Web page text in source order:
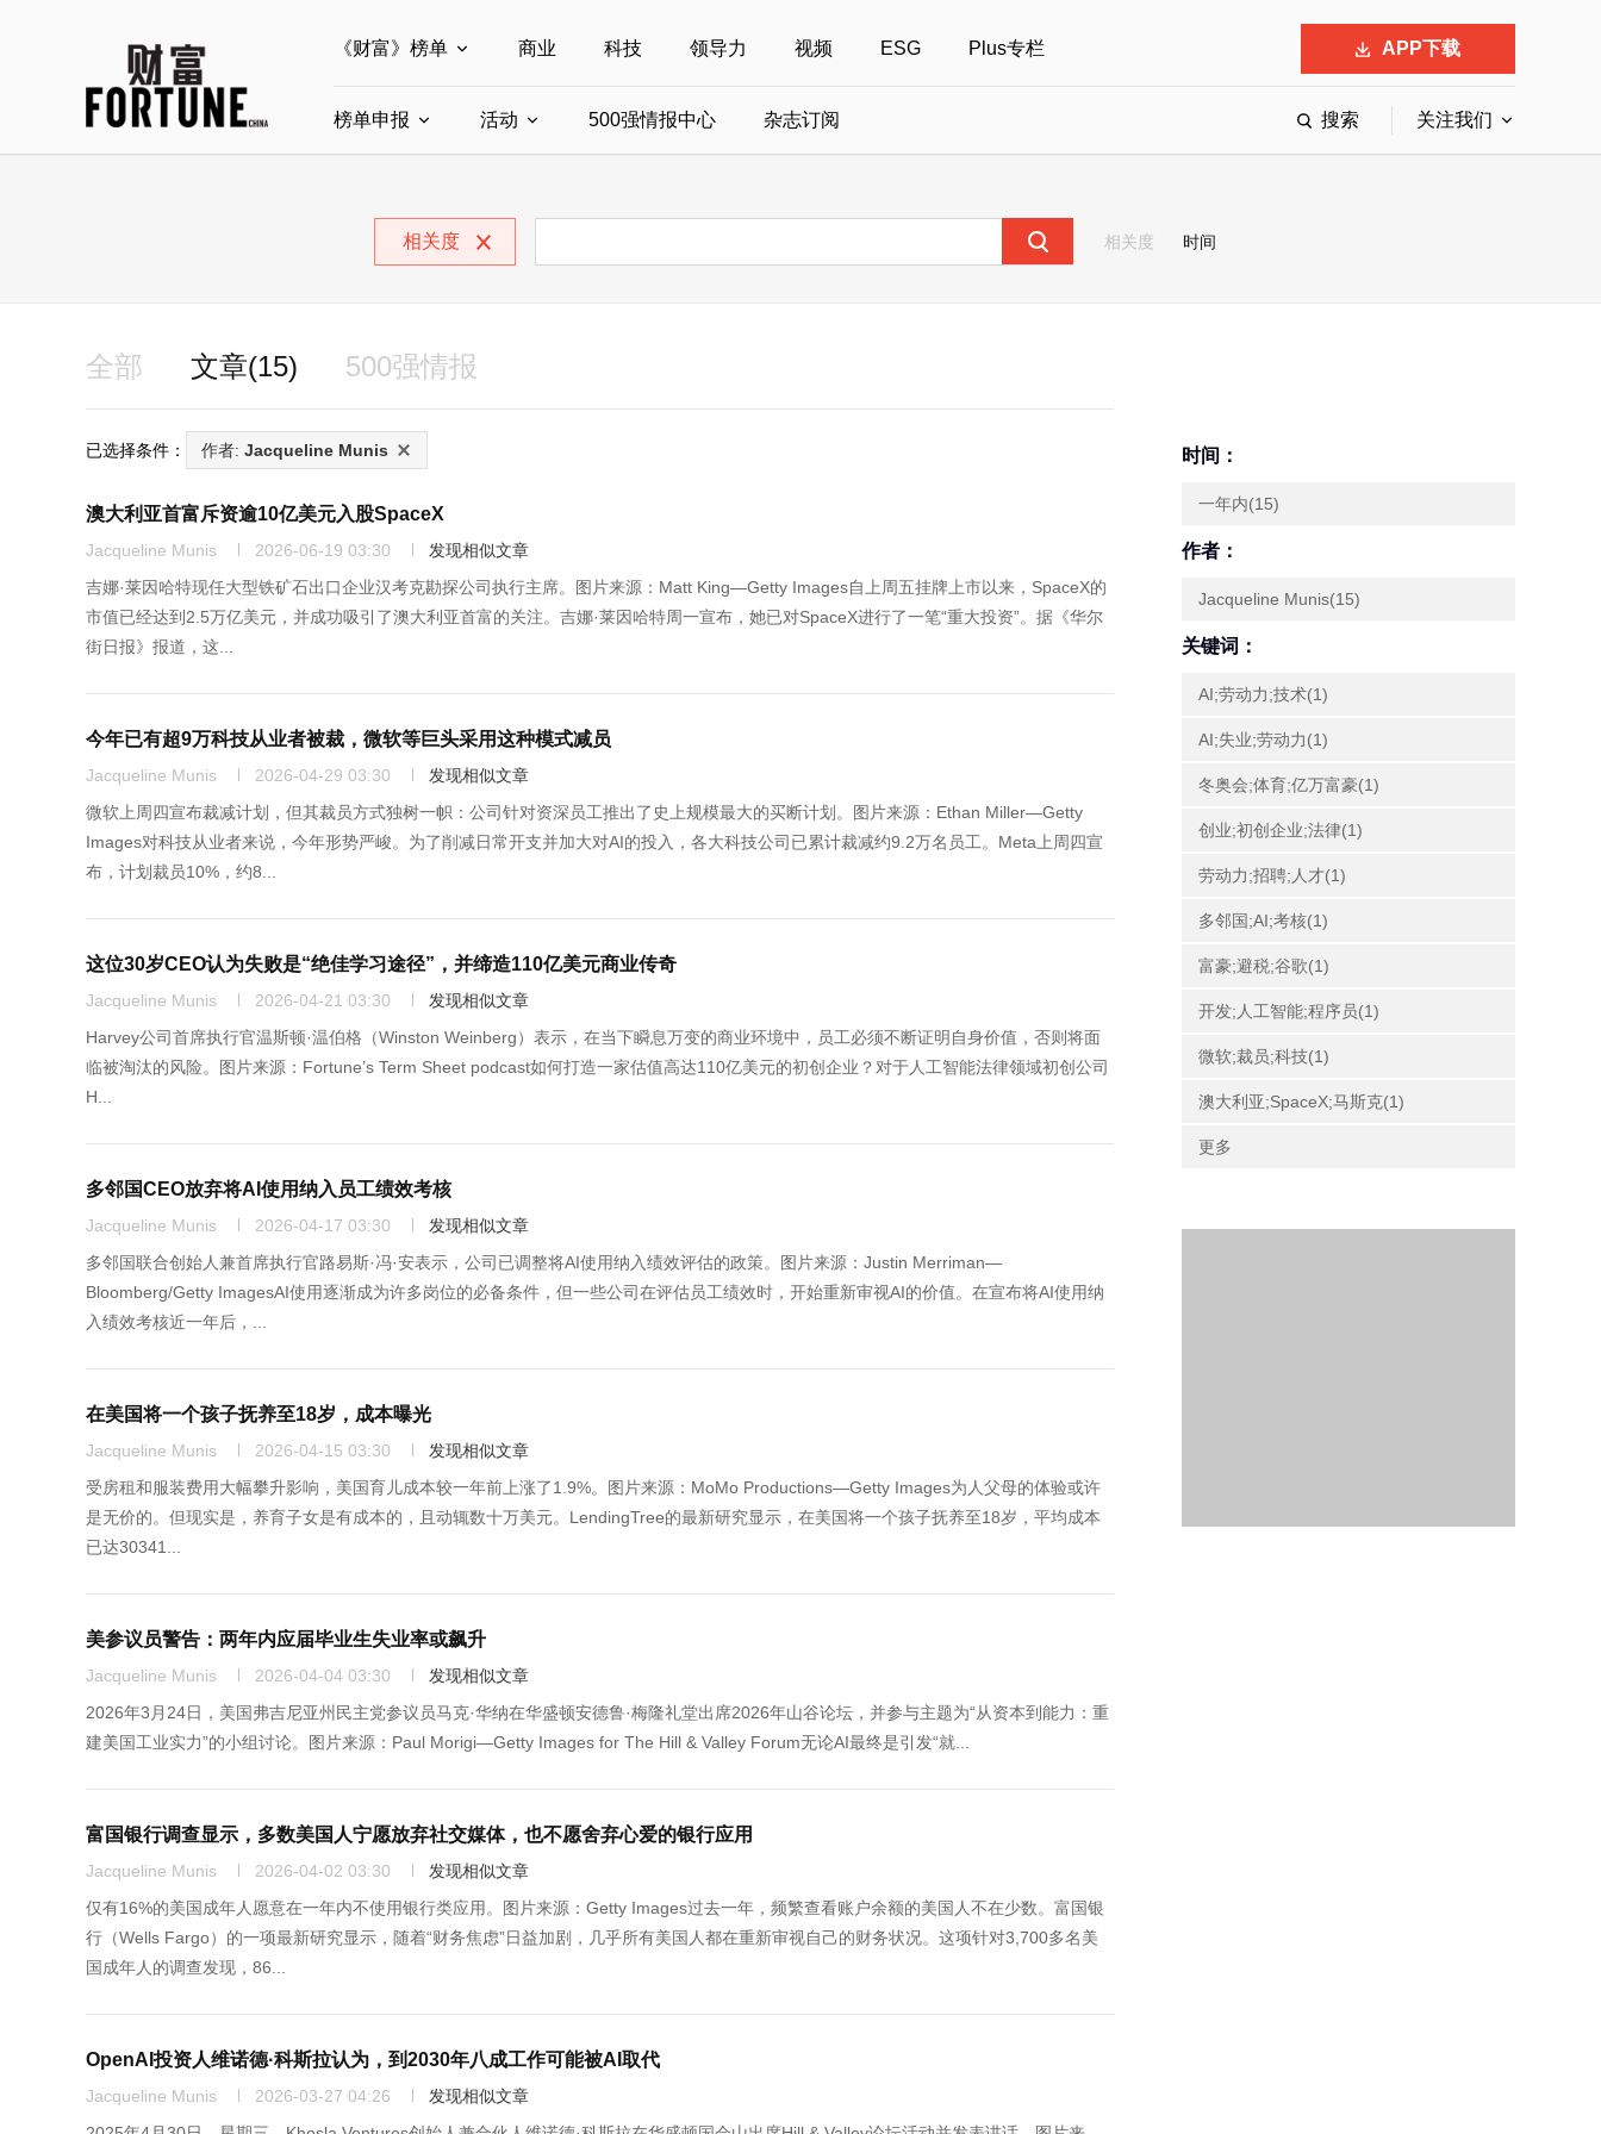
《财富》榜单
全部榜单
中国最具影响力商界女性
商业 科技 领导力 视频 ESG Plus专栏 APP下载
榜单申报
中国ESG影响力榜申报 中国最具社会影响力的创业公司申报
活动
财富40U40创想会
500强情报中心 杂志订阅 搜索 关注我们
相关度 相关度 时间
全部 文章(15) 500强情报
已选择条件： 作者: Jacqueline Munis
澳大利亚首富斥资逾10亿美元入股SpaceX
Jacqueline Munis 2026-06-19 03:30
发现相似文章
吉娜·莱因哈特现任大型铁矿石出口企业汉考克勘探公司执行主席。图片来源：Matt King—Getty Images自上周五挂牌上市以来，SpaceX的
市值已经达到2.5万亿美元，并成功吸引了澳大利亚首富的关注。吉娜·莱因哈特周一宣布，她已对SpaceX进行了一笔“重大投资”。据《华尔
街日报》报道，这...
今年已有超9万科技从业者被裁，微软等巨头采用这种模式减员
Jacqueline Munis 2026-04-29 03:30
发现相似文章
微软上周四宣布裁减计划，但其裁员方式独树一帜：公司针对资深员工推出了史上规模最大的买断计划。图片来源：Ethan Miller—Getty
Images对科技从业者来说，今年形势严峻。为了削减日常开支并加大对AI的投入，各大科技公司已累计裁减约9.2万名员工。Meta上周四宣
布，计划裁员10%，约8...
这位30岁CEO认为失败是“绝佳学习途径”，并缔造110亿美元商业传奇
Jacqueline Munis 2026-04-21 03:30
发现相似文章
Harvey公司首席执行官温斯顿·温伯格（Winston Weinberg）表示，在当下瞬息万变的商业环境中，员工必须不断证明自身价值，否则将面
临被淘汰的风险。图片来源：Fortune’s Term Sheet podcast如何打造一家估值高达110亿美元的初创企业？对于人工智能法律领域初创公司
H...
多邻国CEO放弃将AI使用纳入员工绩效考核
Jacqueline Munis 2026-04-17 03:30
发现相似文章
多邻国联合创始人兼首席执行官路易斯·冯·安表示，公司已调整将AI使用纳入绩效评估的政策。图片来源：Justin Merriman—
Bloomberg/Getty ImagesAI使用逐渐成为许多岗位的必备条件，但一些公司在评估员工绩效时，开始重新审视AI的价值。在宣布将AI使用纳
入绩效考核近一年后，...
在美国将一个孩子抚养至18岁，成本曝光
Jacqueline Munis 2026-04-15 03:30
发现相似文章
受房租和服装费用大幅攀升影响，美国育儿成本较一年前上涨了1.9%。图片来源：MoMo Productions—Getty Images为人父母的体验或许
是无价的。但现实是，养育子女是有成本的，且动辄数十万美元。LendingTree的最新研究显示，在美国将一个孩子抚养至18岁，平均成本
已达30341...
美参议员警告：两年内应届毕业生失业率或飙升
Jacqueline Munis 2026-04-04 03:30
发现相似文章
2026年3月24日，美国弗吉尼亚州民主党参议员马克·华纳在华盛顿安德鲁·梅隆礼堂出席2026年山谷论坛，并参与主题为“从资本到能力：重
建美国工业实力”的小组讨论。图片来源：Paul Morigi—Getty Images for The Hill & Valley Forum无论AI最终是引发“就...
富国银行调查显示，多数美国人宁愿放弃社交媒体，也不愿舍弃心爱的银行应用
Jacqueline Munis 2026-04-02 03:30
发现相似文章
仅有16%的美国成年人愿意在一年内不使用银行类应用。图片来源：Getty Images过去一年，频繁查看账户余额的美国人不在少数。富国银
行（Wells Fargo）的一项最新研究显示，随着“财务焦虑”日益加剧，几乎所有美国人都在重新审视自己的财务状况。这项针对3,700多名美
国成年人的调查发现，86...
OpenAI投资人维诺德·科斯拉认为，到2030年八成工作可能被AI取代
Jacqueline Munis 2026-03-27 04:26
发现相似文章
时间：
一年内(15)
作者：
Jacqueline Munis(15)
关键词：
AI;劳动力;技术(1)
AI;失业;劳动力(1)
冬奥会;体育;亿万富豪(1)
创业;初创企业;法律(1)
劳动力;招聘;人才(1)
多邻国;AI;考核(1)
富豪;避税;谷歌(1)
开发;人工智能;程序员(1)
微软;裁员;科技(1)
澳大利亚;SpaceX;马斯克(1)
更多